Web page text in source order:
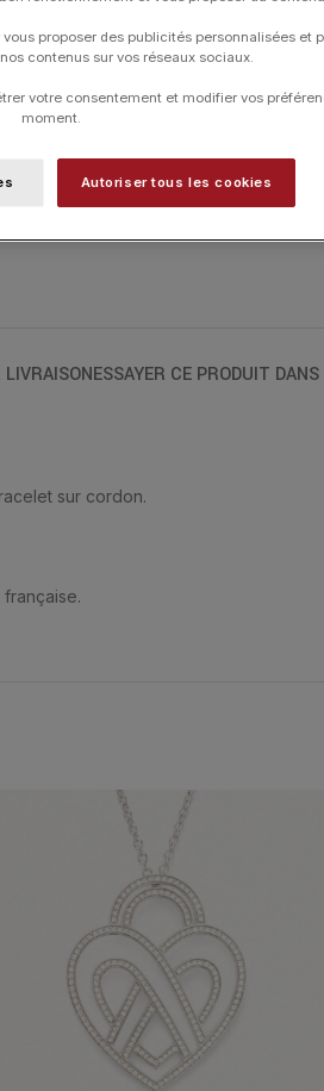
:
345107
ESSAYER CE PRODUIT
sur cordon.
proposer des publicités personnalisées et
contenus sur vos réseaux sociaux.
votre consentement et modifier vos
moment.
Autoriser tous les cookies